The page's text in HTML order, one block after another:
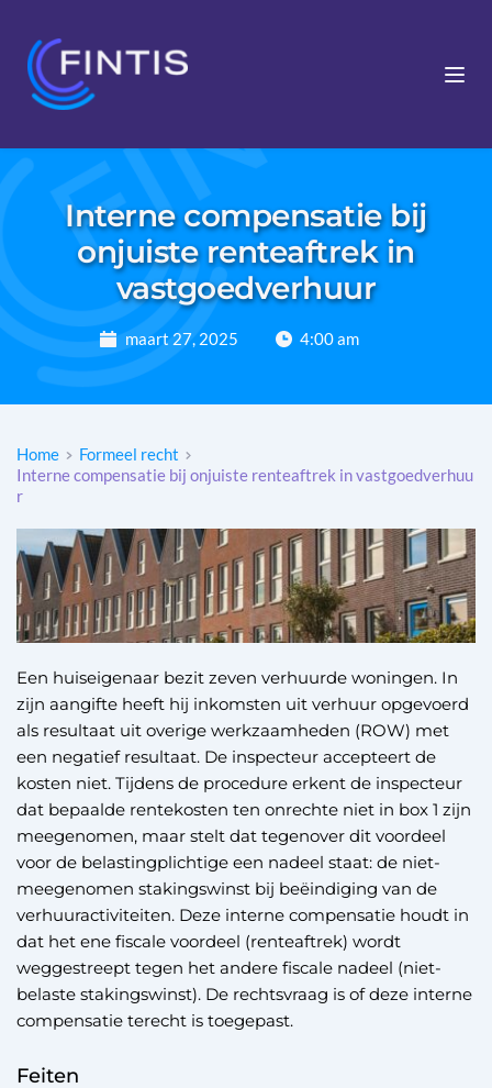
Interne compensatie bij
onjuiste renteaftrek in
vastgoedverhuur
maart 27, 2025 4:00 am
Home
Formeel recht
Interne compensatie bij onjuiste renteaftrek in vastgoedverhuu
r
Een huiseigenaar bezit zeven verhuurde woningen. In
zijn aangifte heeft hij inkomsten uit verhuur opgevoerd
als resultaat uit overige werkzaamheden (ROW) met
een negatief resultaat. De inspecteur accepteert de
kosten niet. Tijdens de procedure erkent de inspecteur
dat bepaalde rentekosten ten onrechte niet in box 1 zijn
meegenomen, maar stelt dat tegenover dit voordeel
voor de belastingplichtige een nadeel staat: de niet-
meegenomen stakingswinst bij beëindiging van de
verhuuractiviteiten. Deze interne compensatie houdt in
dat het ene fiscale voordeel (renteaftrek) wordt
weggestreept tegen het andere fiscale nadeel (niet-
belaste stakingswinst). De rechtsvraag is of deze interne
compensatie terecht is toegepast.
Feiten